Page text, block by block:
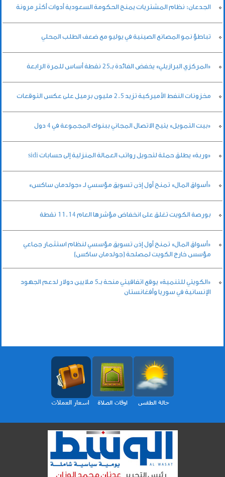
الجدعان: نظام المشتريات يمنح الحكومة السعودية أدوات أكثر مرونة
تباطؤ نمو المصانع الصينية في يوليو مع ضعف الطلب المحلي
«المركزي البرازيلي» يخفض الفائدة بـ25 نقطة أساس للمرة الرابعة
مخزونات النفط الأميركية تزيد 2.5 مليون برميل على عكس التوقعات
«بيت التمويل» يتيح الاتصال المجاني ببنوك المجموعة في 4 دول
«وربة» يطلق حملة لتحويل رواتب العمالة المنزلية إلى حسابات sidi
«أسواق المال» تمنح أول إذن تسويق مؤسسي لـ «جولدمان ساكس»
بورصة الكويت تغلق على انخفاض مؤشرها العام 11.14 نقطة
«أسواق المال» تمنح أول إذن تسويق مؤسسي لنظام استثمار جماعي
مؤسس خارج الكويت لمصلحة (جولدمان ساكس)
«الكويتي للتنمية» يوقع اتفاقيتي منحة بـ5 ملايين دولار لدعم الجهود
الإنسانية في سوريا وأفغانستان